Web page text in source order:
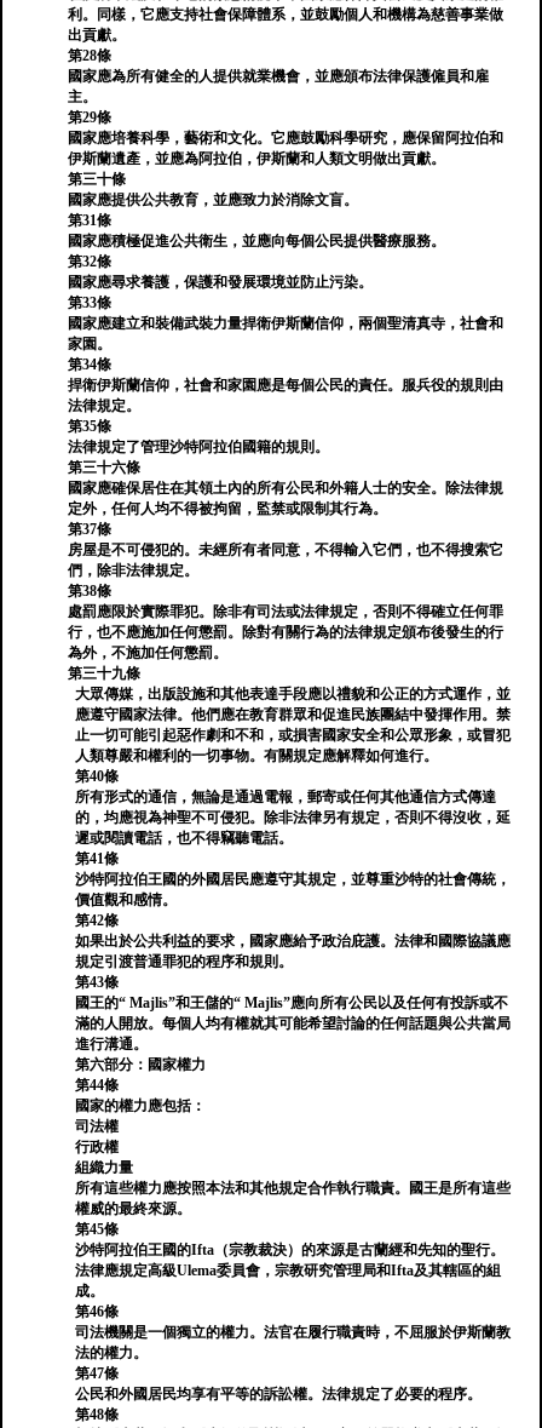
利。同樣，它應支持社會保障體系，並鼓勵個人和機構為慈善事業做
出貢獻。
第28條
國家應為所有健全的人提供就業機會，並應頒布法律保護僱員和雇
主。
第29條
國家應培養科學，藝術和文化。它應鼓勵科學研究，應保留阿拉伯和
伊斯蘭遺產，並應為阿拉伯，伊斯蘭和人類文明做出貢獻。
第三十條
國家應提供公共教育，並應致力於消除文盲。
第31條
國家應積極促進公共衛生，並應向每個公民提供醫療服務。
第32條
國家應尋求養護，保護和發展環境並防止污染。
第33條
國家應建立和裝備武裝力量捍衛伊斯蘭信仰，兩個聖清真寺，社會和
家園。
第34條
捍衛伊斯蘭信仰，社會和家園應是每個公民的責任。服兵役的規則由
法律規定。
第35條
法律規定了管理沙特阿拉伯國籍的規則。
第三十六條
國家應確保居住在其領土內的所有公民和外籍人士的安全。除法律規
定外，任何人均不得被拘留，監禁或限制其行為。
第37條
房屋是不可侵犯的。未經所有者同意，不得輸入它們，也不得搜索它
們，除非法律規定。
第38條
處罰應限於實際罪犯。除非有司法或法律規定，否則不得確立任何罪
行，也不應施加任何懲罰。除對有關行為的法律規定頒布後發生的行
為外，不施加任何懲罰。
第三十九條
大眾傳媒，出版設施和其他表達手段應以禮貌和公正的方式運作，並
應遵守國家法律。他們應在教育群眾和促進民族團結中發揮作用。禁
止一切可能引起惡作劇和不和，或損害國家安全和公眾形象，或冒犯
人類尊嚴和權利的一切事物。有關規定應解釋如何進行。
第40條
所有形式的通信，無論是通過電報，郵寄或任何其他通信方式傳達
的，均應視為神聖不可侵犯。除非法律另有規定，否則不得沒收，延
遲或閱讀電話，也不得竊聽電話。
第41條
沙特阿拉伯王國的外國居民應遵守其規定，並尊重沙特的社會傳統，
價值觀和感情。
第42條
如果出於公共利益的要求，國家應給予政治庇護。法律和國際協議應
規定引渡普通罪犯的程序和規則。
第43條
國王的“ Majlis”和王儲的“ Majlis”應向所有公民以及任何有投訴或不
滿的人開放。每個人均有權就其可能希望討論的任何話題與公共當局
進行溝通。
第六部分：國家權力
第44條
國家的權力應包括：
司法權
行政權
組織力量
所有這些權力應按照本法和其他規定合作執行職責。國王是所有這些
權威的最終來源。
第45條
沙特阿拉伯王國的Ifta（宗教裁決）的來源是古蘭經和先知的聖行。
法律應規定高級Ulema委員會，宗教研究管理局和Ifta及其轄區的組
成。
第46條
司法機關是一個獨立的權力。法官在履行職責時，不屈服於伊斯蘭教
法的權力。
第47條
公民和外國居民均享有平等的訴訟權。法律規定了必要的程序。
第48條